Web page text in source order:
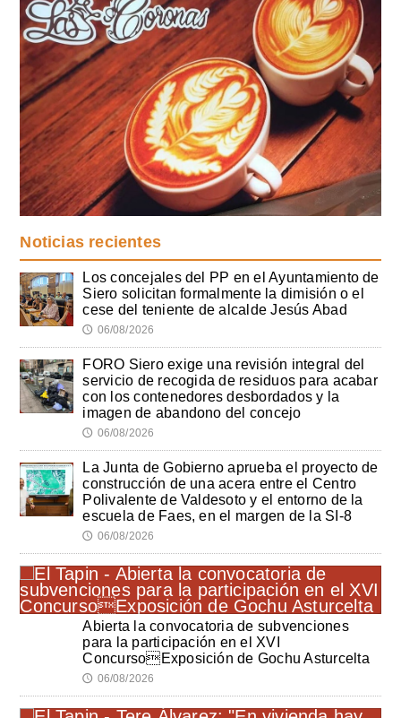
Noticias recientes
Los concejales del PP en el Ayuntamiento de
Siero solicitan formalmente la dimisión o el
cese del teniente de alcalde Jesús Abad
🕔 06/08/2026
FORO Siero exige una revisión integral del
servicio de recogida de residuos para acabar
con los contenedores desbordados y la
imagen de abandono del concejo
🕔 06/08/2026
La Junta de Gobierno aprueba el proyecto de
construcción de una acera entre el Centro
Polivalente de Valdesoto y el entorno de la
escuela de Faes, en el margen de la SI-8
🕔 06/08/2026
Abierta la convocatoria de subvenciones
para la participación en el XVI
ConcursoExposición de Gochu Asturcelta
🕔 06/08/2026